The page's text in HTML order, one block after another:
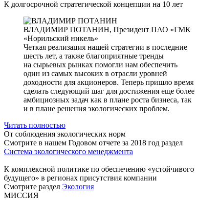
К долгосрочной стратегической концепции на 10 лет
ВЛАДИМИР ПОТАНИН, Президент ПАО «ГМК
«Норильский никель»
Четкая реализация нашей стратегии в последние
шесть лет, а также благоприятные тренды
на сырьевых рынках помогли нам обеспечить
один из самых высоких в отрасли уровней
доходности для акционеров. Теперь пришло время
сделать следующий шаг для достижения еще более
амбициозных задач как в плане роста бизнеса, так
и в плане решения экологических проблем.
Читать полностью
От соблюдения экологических норм
Смотрите в нашем Годовом отчете за 2018 год раздел
Система экологического менеджмента
К комплексной политике по обеспечению «устойчивого
будущего» в регионах присутствия компании
Смотрите раздел Экология
МИССИЯ